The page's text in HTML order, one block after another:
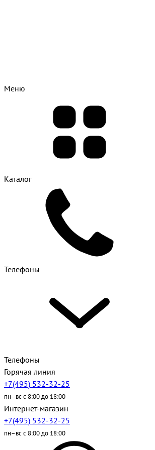
Меню
Каталог
Телефоны
Телефоны
Горячая линия
+7(495) 532-32-25
пн–вс с 8:00 до 18:00
Интернет-магазин
+7(495) 532-32-25
пн–вс с 8:00 до 18:00